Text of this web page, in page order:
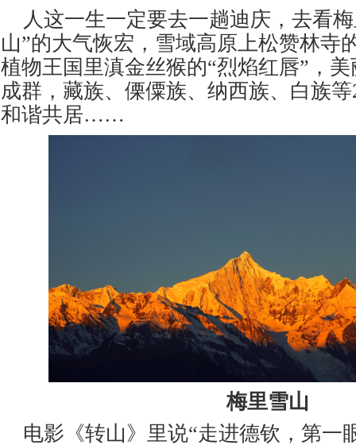
人这一生一定要去一趟迪庆，去看
山”的大气恢宏，雪域高原上松赞林寺
植物王国里滇金丝猴的“烈焰红唇”，
成群，藏族、傈僳族、纳西族、白族
和谐共居……
梅里雪山
电影《转山》里说“走进德钦，第一